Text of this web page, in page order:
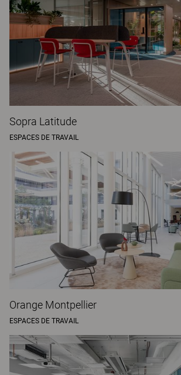
Sopra Latitude
ESPACES DE TRAVAIL
Orange Montpellier
ESPACES DE TRAVAIL